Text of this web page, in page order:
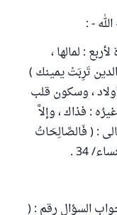
- :
: لمالها ،
تَرِبَتْ يمينك )
، وسكون قلب
: فذاك ، وإلاَّ
: ( فَالصَّالِحَاتُ
34 .
السؤال رقم : (